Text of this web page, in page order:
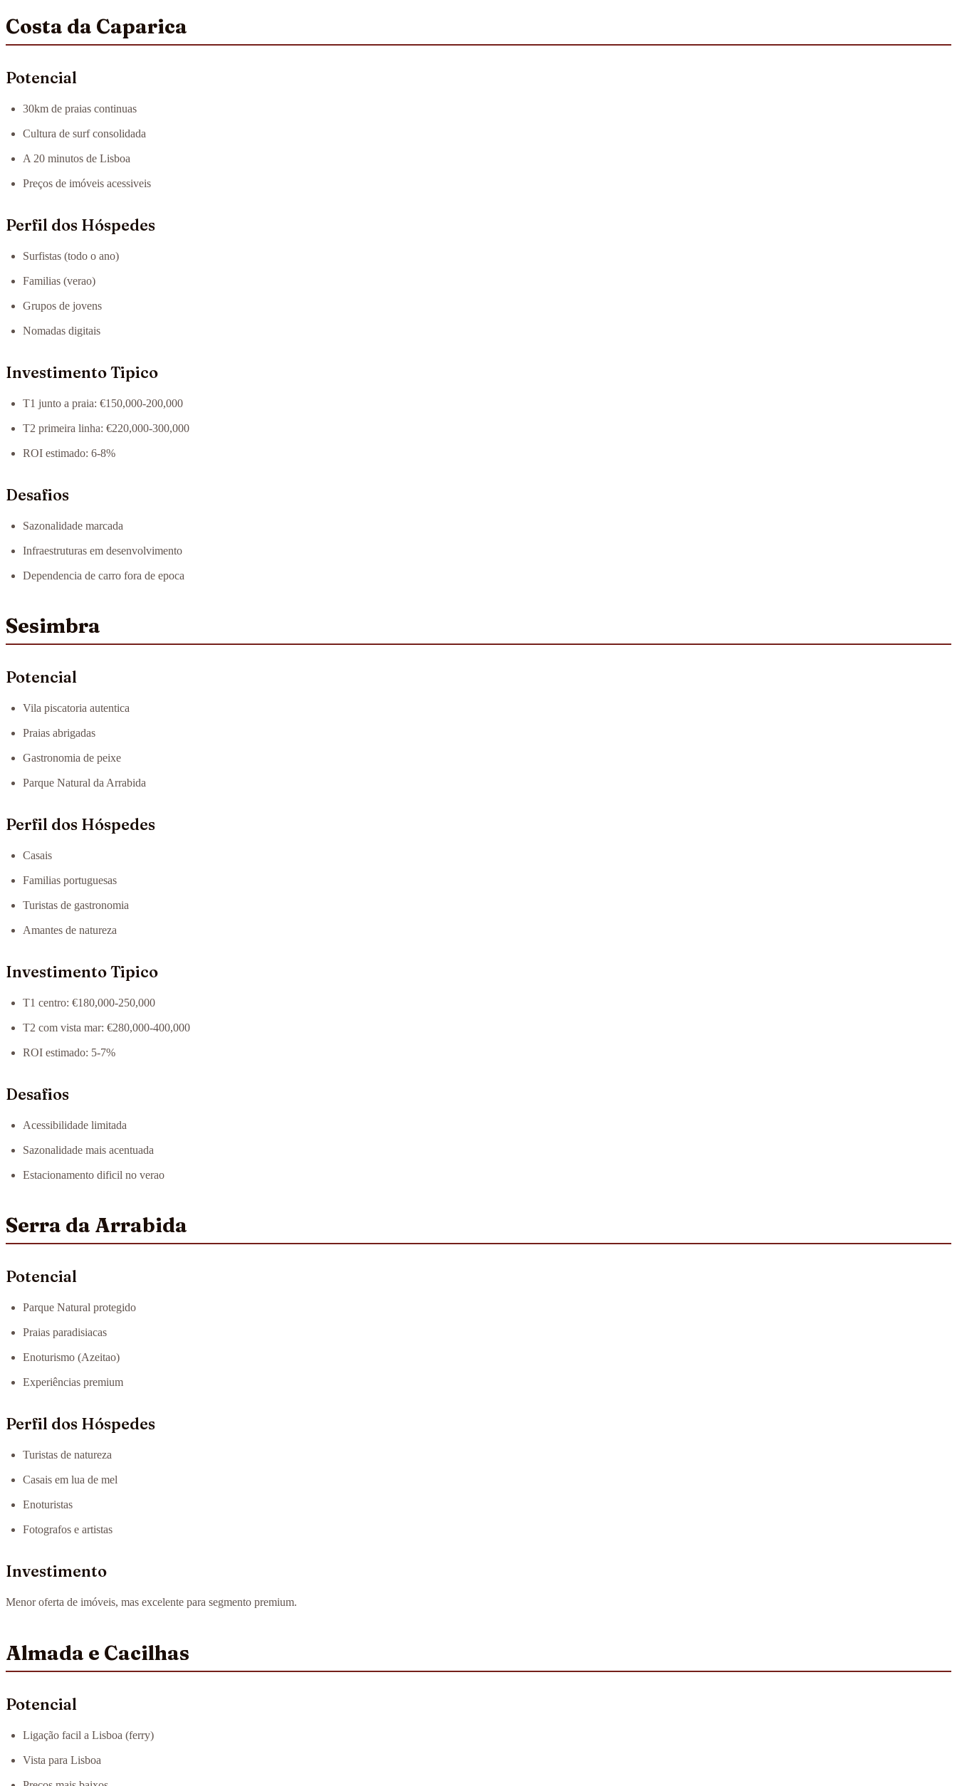
Costa da Caparica
Potencial
30km de praias continuas
Cultura de surf consolidada
A 20 minutos de Lisboa
Preços de imóveis acessiveis
Perfil dos Hóspedes
Surfistas (todo o ano)
Familias (verao)
Grupos de jovens
Nomadas digitais
Investimento Tipico
T1 junto a praia: €150,000-200,000
T2 primeira linha: €220,000-300,000
ROI estimado: 6-8%
Desafios
Sazonalidade marcada
Infraestruturas em desenvolvimento
Dependencia de carro fora de epoca
Sesimbra
Potencial
Vila piscatoria autentica
Praias abrigadas
Gastronomia de peixe
Parque Natural da Arrabida
Perfil dos Hóspedes
Casais
Familias portuguesas
Turistas de gastronomia
Amantes de natureza
Investimento Tipico
T1 centro: €180,000-250,000
T2 com vista mar: €280,000-400,000
ROI estimado: 5-7%
Desafios
Acessibilidade limitada
Sazonalidade mais acentuada
Estacionamento dificil no verao
Serra da Arrabida
Potencial
Parque Natural protegido
Praias paradisiacas
Enoturismo (Azeitao)
Experiências premium
Perfil dos Hóspedes
Turistas de natureza
Casais em lua de mel
Enoturistas
Fotografos e artistas
Investimento
Menor oferta de imóveis, mas excelente para segmento premium.
Almada e Cacilhas
Potencial
Ligação facil a Lisboa (ferry)
Vista para Lisboa